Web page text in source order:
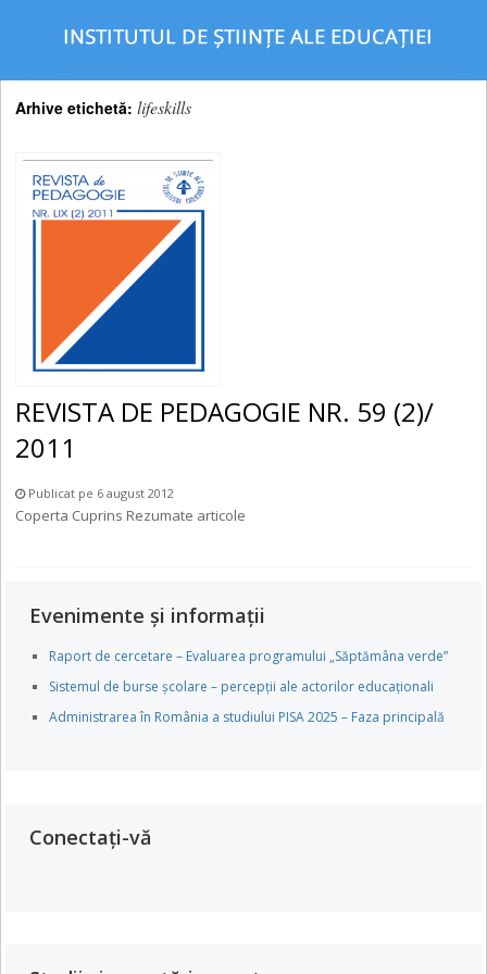
Arhive etichetă:lifeskills
REVISTA DE PEDAGOGIE NR. 59 (2)/
2011
Publicat pe 6 august 2012
Coperta Cuprins Rezumate articole
Evenimente și informații
Raport de cercetare – Evaluarea programului „Săptămâna verde”
Sistemul de burse școlare – percepții ale actorilor educaționali
Administrarea în România a studiului PISA 2025 – Faza principală
Conectați-vă